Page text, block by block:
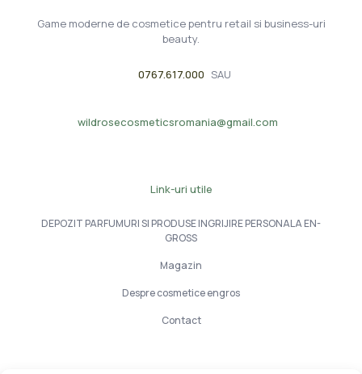
Game moderne de cosmetice pentru retail si business-uri
beauty.
0767.617.000 SAU
wildrosecosmeticsromania@gmail.com
Link-uri utile
DEPOZIT PARFUMURI SI PRODUSE INGRIJIRE PERSONALA EN-
GROSS
Magazin
Despre cosmetice engros
Contact